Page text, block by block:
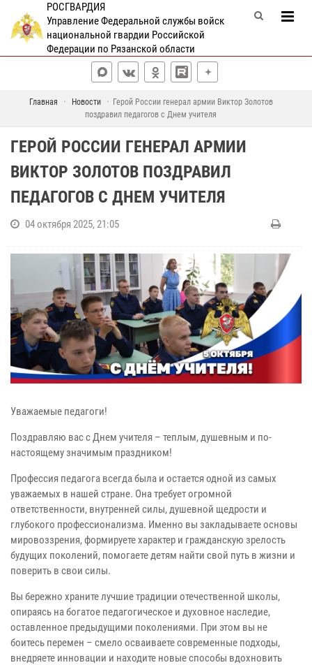
РОСГВАРДИЯ
Управление Федеральной службы войск
национальной гвардии Российской
Федерации по Рязанской области
Главная Новости
Герой России генерал армии Виктор Золотов
поздравил педагогов с Днем учителя
ГЕРОЙ РОССИИ ГЕНЕРАЛ АРМИИ
ВИКТОР ЗОЛОТОВ ПОЗДРАВИЛ
ПЕДАГОГОВ С ДНЕМ УЧИТЕЛЯ
04 октября 2025, 21:05
Уважаемые педагоги!
Поздравляю вас с Днем учителя – теплым, душевным и по-
настоящему значимым праздником!
Профессия педагога всегда была и остается одной из самых
уважаемых в нашей стране. Она требует огромной
ответственности, внутренней силы, душевной щедрости и
глубокого профессионализма. Именно вы закладываете основы
мировоззрения, формируете характер и гражданскую зрелость
будущих поколений, помогаете детям найти свой путь в жизни и
поверить в свои силы.
Вы бережно храните лучшие традиции отечественной школы,
опираясь на богатое педагогическое и духовное наследие,
оставленное предыдущими поколениями. При этом вы не
боитесь перемен – смело осваиваете современные подходы,
внедряете инновации и находите новые способы вдохновить